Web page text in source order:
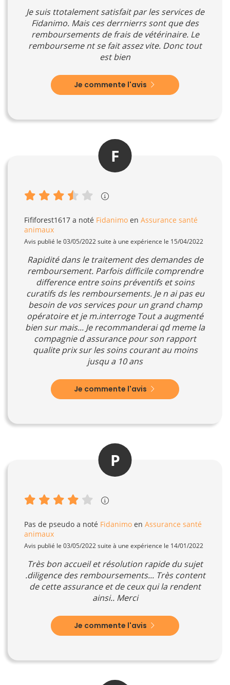
Je suis ttotalement satisfait par les services de
Fidanimo. Mais ces derrnierrs sont que des
remboursements de frais de vétérinaire. Le
rembourseme nt se fait assez vite. Donc tout
est bien
Je commente l'avis
F
Fififorest1617 a noté Fidanimo en Assurance santé
animaux
Avis publié le 03/05/2022 suite à une expérience le 15/04/2022
Rapidité dans le traitement des demandes de
remboursement. Parfois difficile comprendre
difference entre soins préventifs et soins
curatifs ds les remboursements. Je n ai pas eu
besoin de vos services pour un grand champ
opératoire et je m.interroge Tout a augmenté
bien sur mais... Je recommanderai qd meme la
compagnie d assurance pour son rapport
qualite prix sur les soins courant au moins
jusqu a 10 ans
Je commente l'avis
P
Pas de pseudo a noté Fidanimo en Assurance santé
animaux
Avis publié le 03/05/2022 suite à une expérience le 14/01/2022
Très bon accueil et résolution rapide du sujet
.diligence des remboursements... Très content
de cette assurance et de ceux qui la rendent
ainsi.. Merci
Je commente l'avis